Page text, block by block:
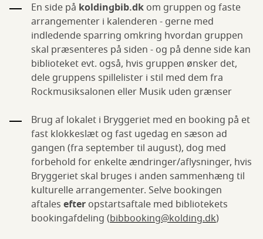
En side på koldingbib.dk om gruppen og faste
arrangementer i kalenderen - gerne med
indledende sparring omkring hvordan gruppen
skal præsenteres på siden - og på denne side kan
biblioteket evt. også, hvis gruppen ønsker det,
dele gruppens spillelister i stil med dem fra
Rockmusiksalonen eller Musik uden grænser
Brug af lokalet i Bryggeriet med en booking på et
fast klokkeslæt og fast ugedag en sæson ad
gangen (fra september til august), dog med
forbehold for enkelte ændringer/aflysninger, hvis
Bryggeriet skal bruges i anden sammenhæng til
kulturelle arrangementer. Selve bookingen
aftales efter opstartsaftale med bibliotekets
bookingafdeling (bibbooking@kolding.dk)